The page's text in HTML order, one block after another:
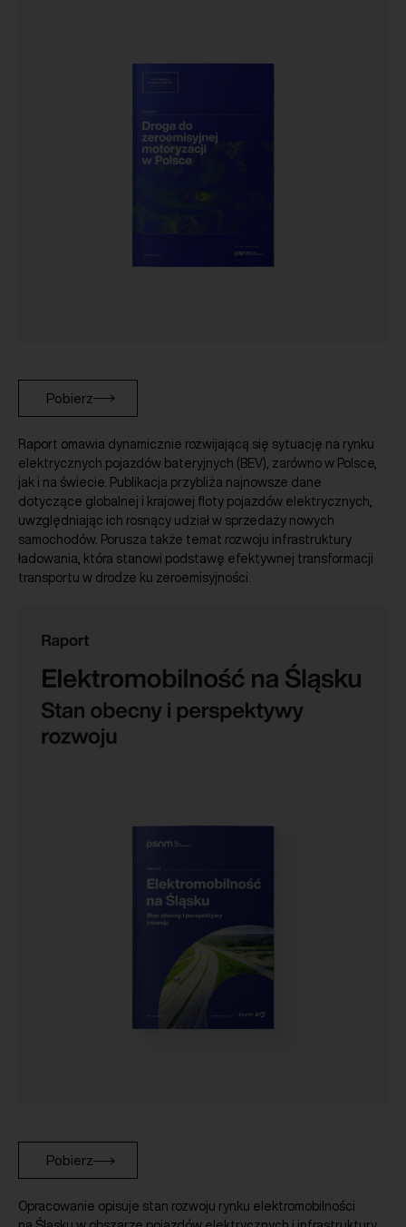
Pobierz
Raport omawia dynamicznie rozwijającą się sytuację na rynku
elektrycznych pojazdów bateryjnych (BEV), zarówno w Polsce,
jak i na świecie. Publikacja przybliża najnowsze dane
dotyczące globalnej i krajowej floty pojazdów elektrycznych,
uwzględniając ich rosnący udział w sprzedaży nowych
samochodów. Porusza także temat rozwoju infrastruktury
ładowania, która stanowi podstawę efektywnej transformacji
transportu w drodze ku zeroemisyjności.
Pobierz
Opracowanie opisuje stan rozwoju rynku elektromobilności